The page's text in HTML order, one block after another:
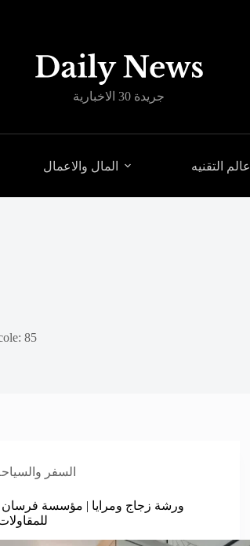
جريدة 30 الاخبارية
المال والاعمال عالم التقنيه
85
السفر
ورشة زجاج ومرايا | مؤسسة فرسان